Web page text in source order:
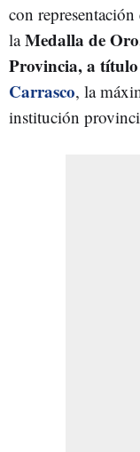
con
laMedalla de
Provincia, a
Carrasco, la
institución